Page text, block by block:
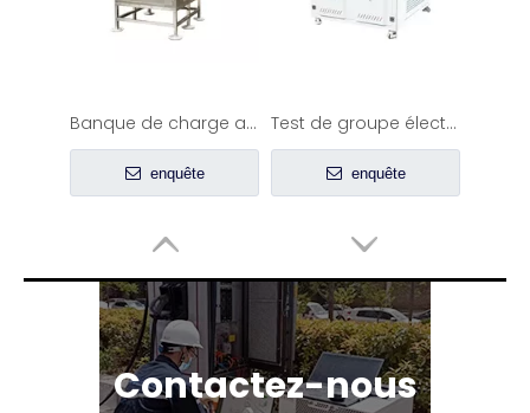
Banque de charge aéronautique -EMAX
enquête
Test de groupe électrogène 300KW - Banque de charge CA triphasée
enquête
Contactez-nous